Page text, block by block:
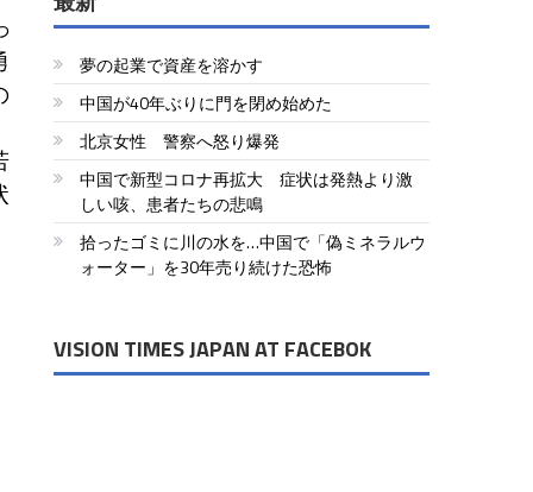
夢の起業で資産を溶かす
中国が40年ぶりに門を閉め始めた
北京女性 警察へ怒り爆発
中国で新型コロナ再拡大 症状は発熱より激
しい咳、患者たちの悲鳴
拾ったゴミに川の水を…中国で「偽ミネラルウ
ォーター」を30年売り続けた恐怖
VISION TIMES JAPAN AT FACEBOK